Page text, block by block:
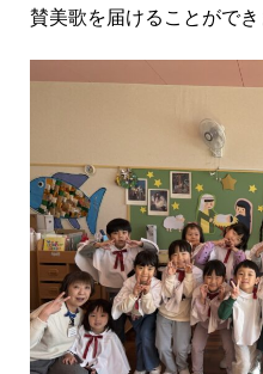
賛美歌を届けることができ